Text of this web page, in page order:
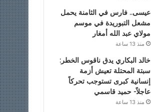
عيسى.. فارس في الثامنة يحمل
مشعل التبوريدة في موسم
مولاي عبد الله أمغار
منذ 13 ساعة
خالد البكاري يدق ناقوس الخطر:
سبتة المحتلة تعيش أزمة
إنسانية كبرى تستوجب تحركاً
عاجلاً- حميد قاسمي
منذ 13 ساعة